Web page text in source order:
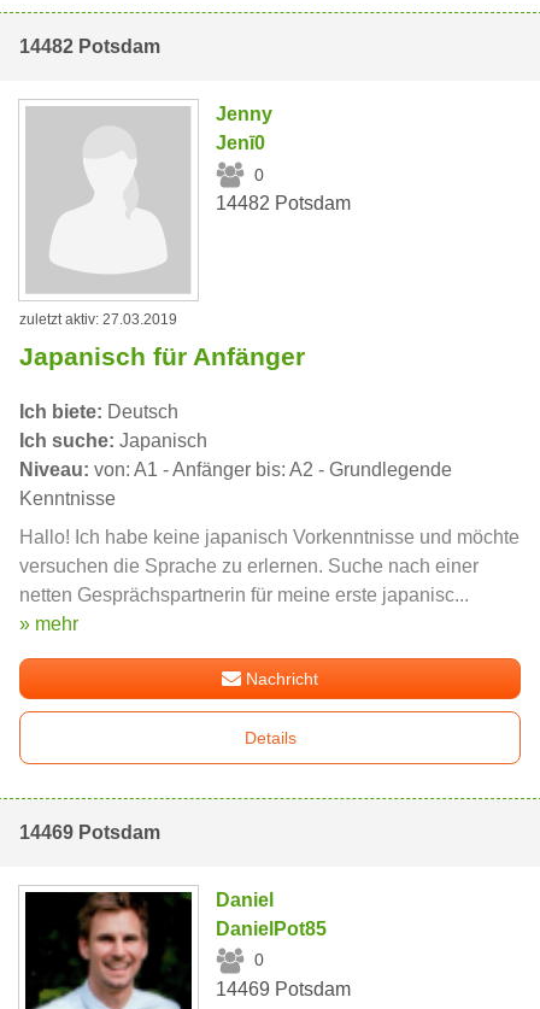
14482 Potsdam
Jenny
Jenī0
0
14482 Potsdam
zuletzt aktiv: 27.03.2019
Japanisch für Anfänger
Ich biete: Deutsch
Ich suche: Japanisch
Niveau: von: A1 - Anfänger bis: A2 - Grundlegende
Kenntnisse
Hallo! Ich habe keine japanisch Vorkenntnisse und möchte
versuchen die Sprache zu erlernen. Suche nach einer
netten Gesprächspartnerin für meine erste japanisc...
» mehr
Nachricht
Details
14469 Potsdam
Daniel
DanielPot85
0
14469 Potsdam